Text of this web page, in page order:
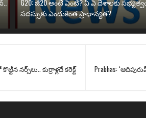
G20: జీ20 అంటే ఏంటి? ఏ ఏ దేశాలకు
సదస్సుకు ఎందుకింత ప్రాధాన్యత?
Prabhas:
నర్స్‌లు.. కుర్రాళ్లదే కరెక్ట్